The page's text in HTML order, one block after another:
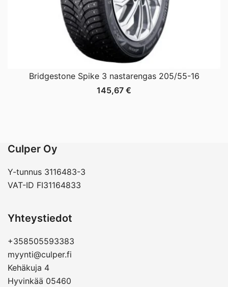
Bridgestone Spike 3 nastarengas 205/55-16
145,67 €
Culper Oy
Y-tunnus 3116483-3
VAT-ID FI31164833
Yhteystiedot
+358505593383
myynti@culper.fi
Kehäkuja 4
Hyvinkää 05460